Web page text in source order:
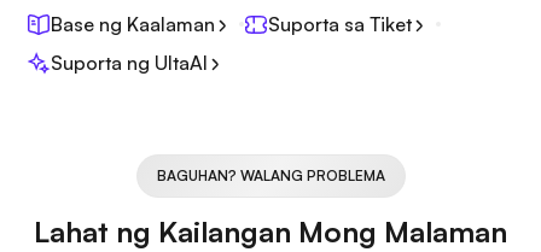
Base ng Kaalaman
Suporta sa Tiket
Suporta ng UltaAI
BAGUHAN? WALANG PROBLEMA
Lahat ng Kailangan Mong Malaman